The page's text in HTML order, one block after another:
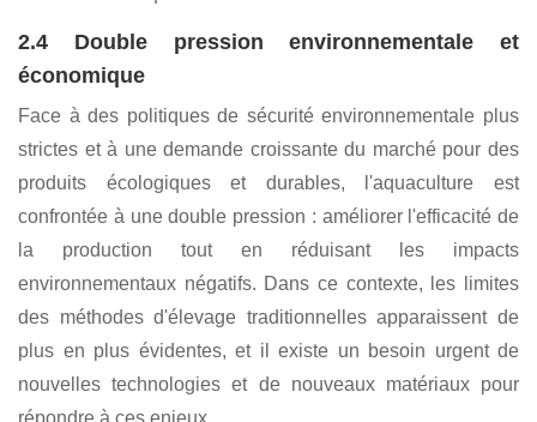
2.3 Pollution des sols et de l'eau
Dans les étangs d'élevage classiques, il n'existe
généralement pas d'isolation de qualité entre le plan d'eau
et le sol du fond. Cela permet aux sédiments dangereux du
fond de l'étang de pénétrer dans l'eau, polluant ainsi
l'environnement et créant un cercle vicieux qui nuit à la
durabilité de l'aquaculture.
2.4 Double pression environnementale et
économique
Face à des politiques de sécurité environnementale plus
strictes et à une demande croissante du marché pour des